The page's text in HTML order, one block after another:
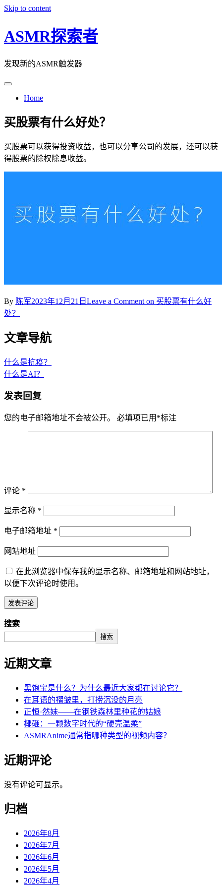
Skip to content
ASMR探索者
发现新的ASMR触发器
Home
买股票有什么好处？
买股票可以获得投资收益，也可以分享公司的发展，还可以获
得股票的除权除息收益。
By 陈军2023年12月21日 Leave a Comment on 买股票有什么好
处？
文章导航
什么是抗疫？
什么是AI？
发表回复
您的电子邮箱地址不会被公开。 必填项已用 *标注
评论 *
显示名称 *
电子邮箱地址 *
网站地址
在此浏览器中保存我的显示名称、邮箱地址和网站地址，
以便下次评论时使用。
搜索
搜索
近期文章
黑饱宝是什么？为什么最近大家都在讨论它？
在耳语的褶皱里，打捞沉没的月亮
正恒·然妹——在钢铁森林里种花的姑娘
椰砸：一颗数字时代的“硬壳温柔”
ASMRAnime通常指哪种类型的视频内容？
近期评论
没有评论可显示。
归档
2026年8月
2026年7月
2026年6月
2026年5月
2026年4月